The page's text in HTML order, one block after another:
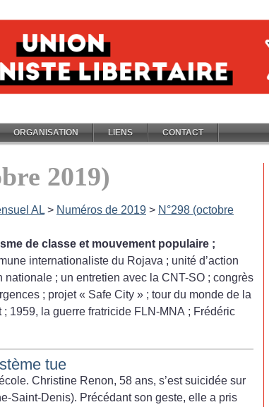
ORGANISATION LIENS CONTACT
2019)
AL > Numéros de 2019 > N°298 (octobre
de classe et mouvement populaire ;
internationaliste du Rojava ; unité d’action
nationale ; un entretien avec la CNT-SO ; congrès
; projet « Safe City » ; tour du monde de la
; 1959, la guerre fratricide FLN-MNA ; Frédéric
tue
Christine Renon, 58 ans, s’est suicidée sur
Saint-Denis). Précédant son geste, elle a pris